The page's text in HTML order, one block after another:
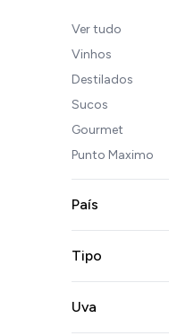
Ver tudo
Vinhos
Destilados
Sucos
Gourmet
Punto Maximo
País
Tipo
Uva